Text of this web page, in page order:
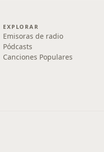
EXPLORAR
Emisoras de radio
Pódcasts
Canciones Populares